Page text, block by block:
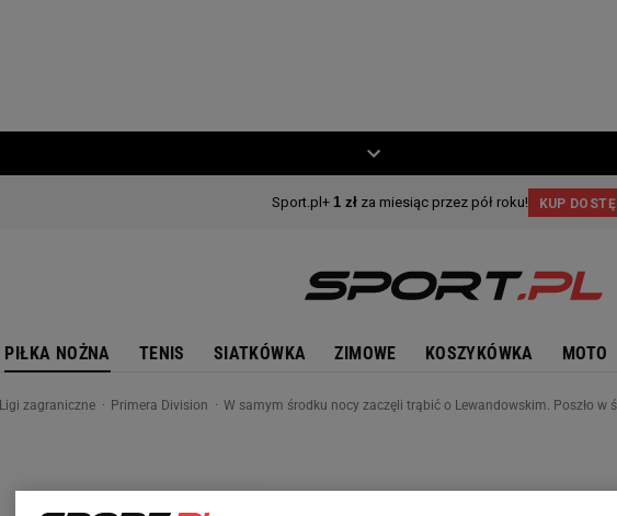
PIŁKA NOŻNA TENIS SIATKÓWKA ZIMOWE KOSZYKÓWKA MOTO
Ligi zagraniczne Primera Division W samym środku nocy zaczęli trąbić o Lewandowskim. Poszło w